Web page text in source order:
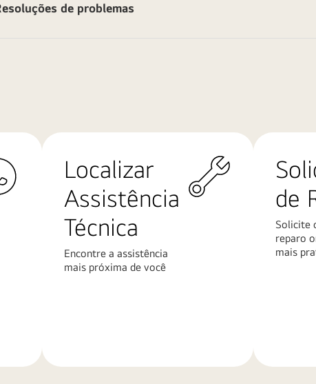
de problemas
Localizar
Assistência
Técnica
Encontre a assistência
mais próxima de você
de
Solicite
reparo
mais